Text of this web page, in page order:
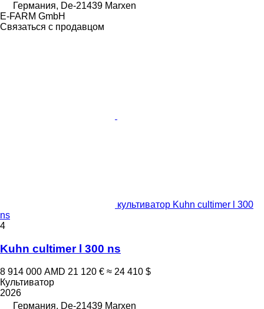
Германия, De-21439 Marxen
E-FARM GmbH
Связаться с продавцом
культиватор Kuhn cultimer l 300
ns
4
Kuhn cultimer l 300 ns
8 914 000 AMD 21 120 € ≈ 24 410 $
Культиватор
2026
Германия, De-21439 Marxen